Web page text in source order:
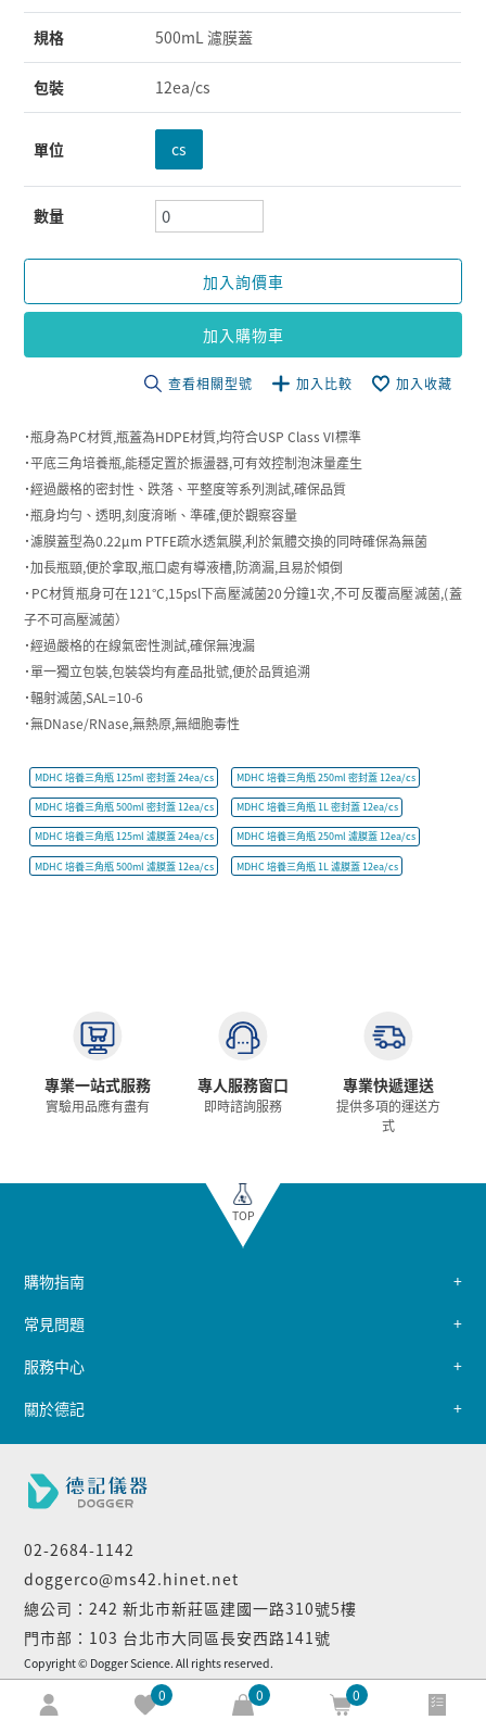
規格 500mL 濾膜蓋
包裝 12ea/cs
單位 cs
數量
加入詢價車
加入購物車
查看相關型號 加入比較 加入收藏
˙瓶身為PC材質,瓶蓋為HDPE材質,均符合USP Class VI標準
˙平底三角培養瓶,能穩定置於振盪器,可有效控制泡沫量產生
˙經過嚴格的密封性、跌落、平整度等系列測試,確保品質
˙瓶身均勻、透明,刻度淯晰、準確,便於觀察容量
˙濾膜蓋型為0.22µm PTFE疏水透氣膜,利於氣體交換的同時確保為無菌
˙加長瓶頸,便於拿取,瓶口處有導液槽,防滴漏,且易於傾倒
˙PC材質瓶身可在121°C,15psl下高壓滅菌20分鐘1次,不可反覆高壓滅菌,(蓋
子不可高壓滅菌）
˙經過嚴格的在線氣密性測試,確保無洩漏
˙單一獨立包裝,包裝袋均有產品批號,便於品質追溯
˙輻射滅菌,SAL=10-6
˙無DNase/RNase,無熱原,無細胞毒性
MDHC 培養三角瓶 125ml 密封蓋 24ea/cs MDHC 培養三角瓶 250ml 密封蓋 12ea/cs
MDHC 培養三角瓶 500ml 密封蓋 12ea/cs MDHC 培養三角瓶 1L 密封蓋 12ea/cs
MDHC 培養三角瓶 125ml 濾膜蓋 24ea/cs MDHC 培養三角瓶 250ml 濾膜蓋 12ea/cs
MDHC 培養三角瓶 500ml 濾膜蓋 12ea/cs MDHC 培養三角瓶 1L 濾膜蓋 12ea/cs
0 0 0
專業一站式服務
實驗用品應有盡有
專人服務窗口
即時諮詢服務
專業快遞運送
提供多項的運送方
式
TOP
02-2684-1142
doggerco@ms42.hinet.net
總公司：242 新北市新莊區建國一路310號5樓
門市部：103 台北市大同區長安西路141號
購物指南
常見問題
服務中心
關於德記
Copyright © Dogger Science. All rights reserved.